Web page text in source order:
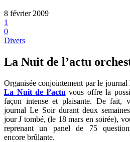
8 février 2009
1
0
Divers
La Nuit de l’actu
Organisée conjointement par le journal
La Nuit de l’actu vous offre la
façon intense et plaisante. De fait,
journal Le Soir durant deux
jour J tombé, (le 18 mars en soirée),
reprenant un panel de 75
encore brûlante.